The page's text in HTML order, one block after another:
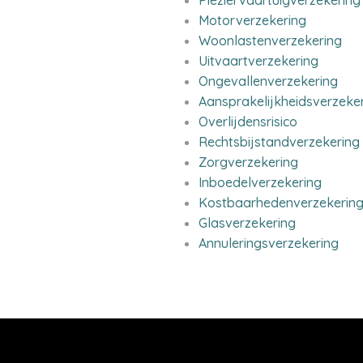
Motorverzekering
Woonlastenverzekering
Uitvaartverzekering
Ongevallenverzekering
Overlijdensrisico
Rechtsbijstandverzekering
Zorgverzekering
Inboedelverzekering
Kostbaarhedenverzekering
Glasverzekering
Annuleringsverzekering